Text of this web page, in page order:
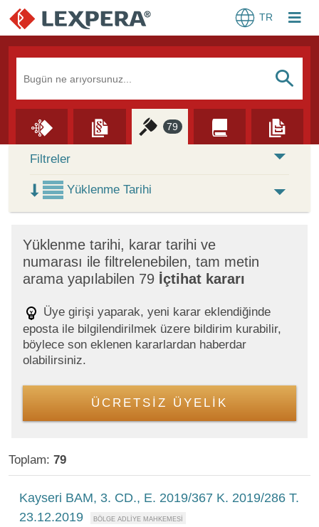
TR
S
79
Skip to Search Results
Filtreler
Yüklenme Tarihi
Yüklenme tarihi, karar tarihi ve
numarası ile filtrelenebilen, tam metin
arama yapılabilen 79 İçtihat kararı
Üye girişi yaparak, yeni karar eklendiğinde
eposta ile bilgilendirilmek üzere bildirim kurabilir,
böylece son eklenen kararlardan haberdar
olabilirsiniz.
ÜCRETSİZ ÜYELİK
Toplam: 79
Kayseri BAM, 3. CD., E. 2019/367 K. 2019/286 T.
23.12.2019